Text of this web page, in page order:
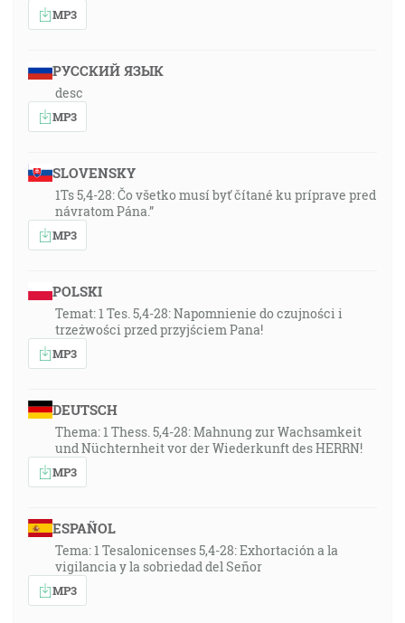
MP3
РУССКИЙ ЯЗЫК
desc
MP3
SLOVENSKY
1Ts 5,4-28: Čo všetko musí byť čítané ku príprave pred
návratom Pána.”
MP3
POLSKI
Temat: 1 Tes. 5,4-28: Napomnienie do czujności i
trzeżwości przed przyjściem Pana!
MP3
DEUTSCH
Thema: 1 Thess. 5,4-28: Mahnung zur Wachsamkeit
und Nüchternheit vor der Wiederkunft des HERRN!
MP3
ESPAÑOL
Tema: 1 Tesalonicenses 5,4-28: Exhortación a la
vigilancia y la sobriedad del Señor
MP3